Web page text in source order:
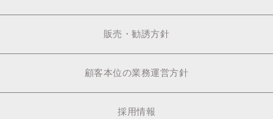
販売・勧誘方針
顧客本位の業務運営方針
採用情報